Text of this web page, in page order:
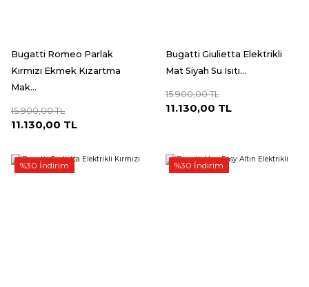
Bugatti Romeo Parlak
Kırmızı Ekmek Kızartma
Mak...
15.900,00 TL
11.130,00 TL
Bugatti Giulietta Elektrikli
Mat Siyah Su Isıtı...
15.900,00 TL
11.130,00 TL
%30 İndirim %30 İndirim